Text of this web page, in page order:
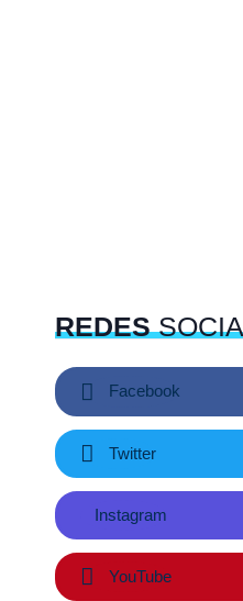
REDES
Facebook
Twitter
Instagram
YouTube